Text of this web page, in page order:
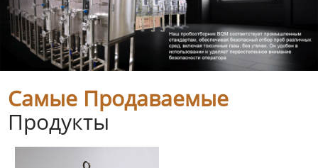
Самые Продаваемые
Продукты